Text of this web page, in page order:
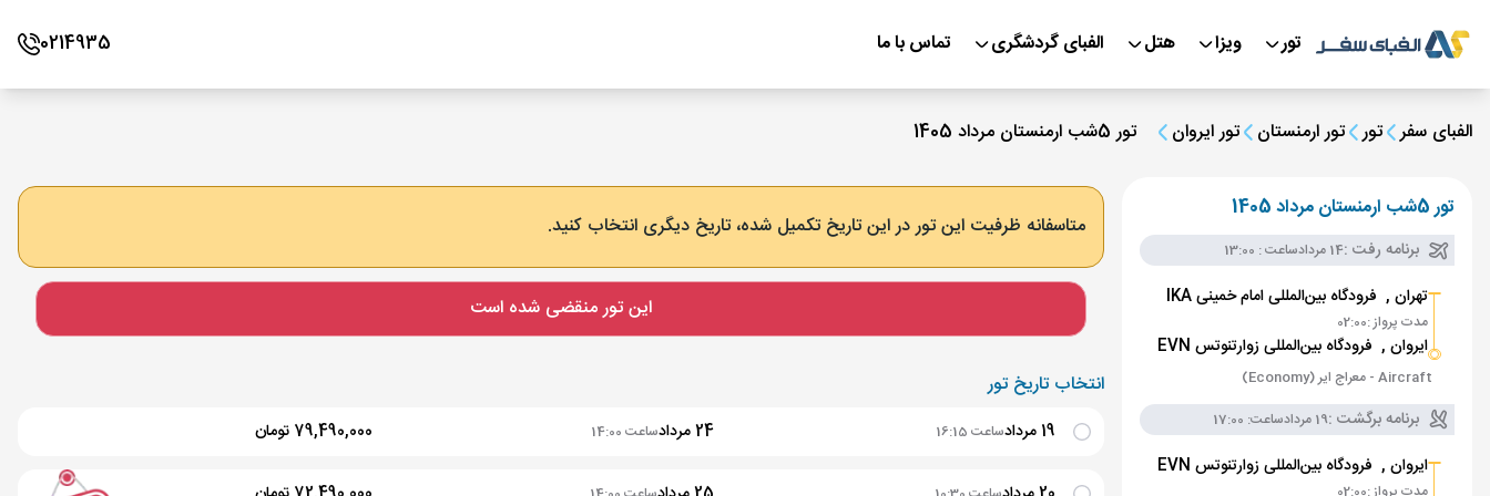
تور ویزا هتل الفبای گردشگری تماس با ما 0214935
الفبای سفر تور تور ارمنستان تور ایروان تور 5شب ارمنستان مرداد 1405
تور 5شب ارمنستان مرداد 1405
برنامه رفت :14 مرداد ساعت : 13:00
تهران , فرودگاه بین‌المللی امام خمینی IKA
مدت پرواز :02:00
ایروان , فرودگاه بین‌المللی زوارتنوتس EVN
Aircraft - معراج ایر (Economy)
برنامه برگشت :19 مرداد ساعت: 17:00
ایروان , فرودگاه بین‌المللی زوارتنوتس EVN
مدت پرواز :02:00
متاسفانه ظرفیت این تور در این تاریخ تکمیل شده، تاریخ دیگری انتخاب کنید.
این تور منقضی شده است
انتخاب تاریخ تور
19 مرداد ساعت 16:15 24 مرداد ساعت 14:00 79,490,000 تومان